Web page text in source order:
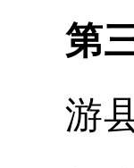
第
游